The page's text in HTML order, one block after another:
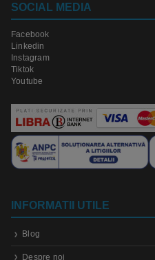
SOCIAL MEDIA
Facebook
Linkedin
Instagram
Tiktok
Youtube
INFORMATII UTILE
Blog
Despre noi